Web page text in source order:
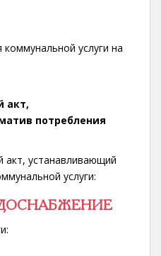
услуги на
акт,
потребления
акт, устанавливающий
услуги: